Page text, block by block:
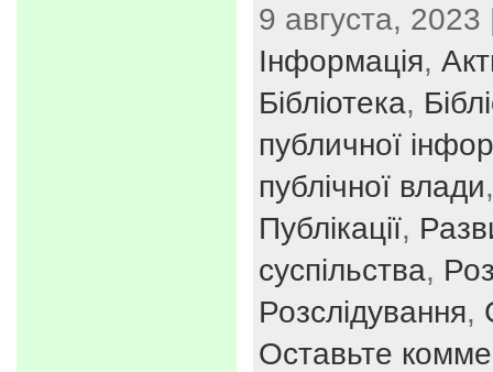
9 августа, 2023
Інформація,
Бібліотека,
публичної
публічної влади
Публікації,
суспільства,
Розслідування,
Оставьте